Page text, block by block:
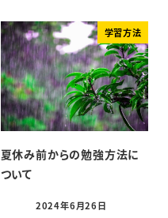
学習方法
夏休み前からの勉強方法に
ついて
2024年6月26日